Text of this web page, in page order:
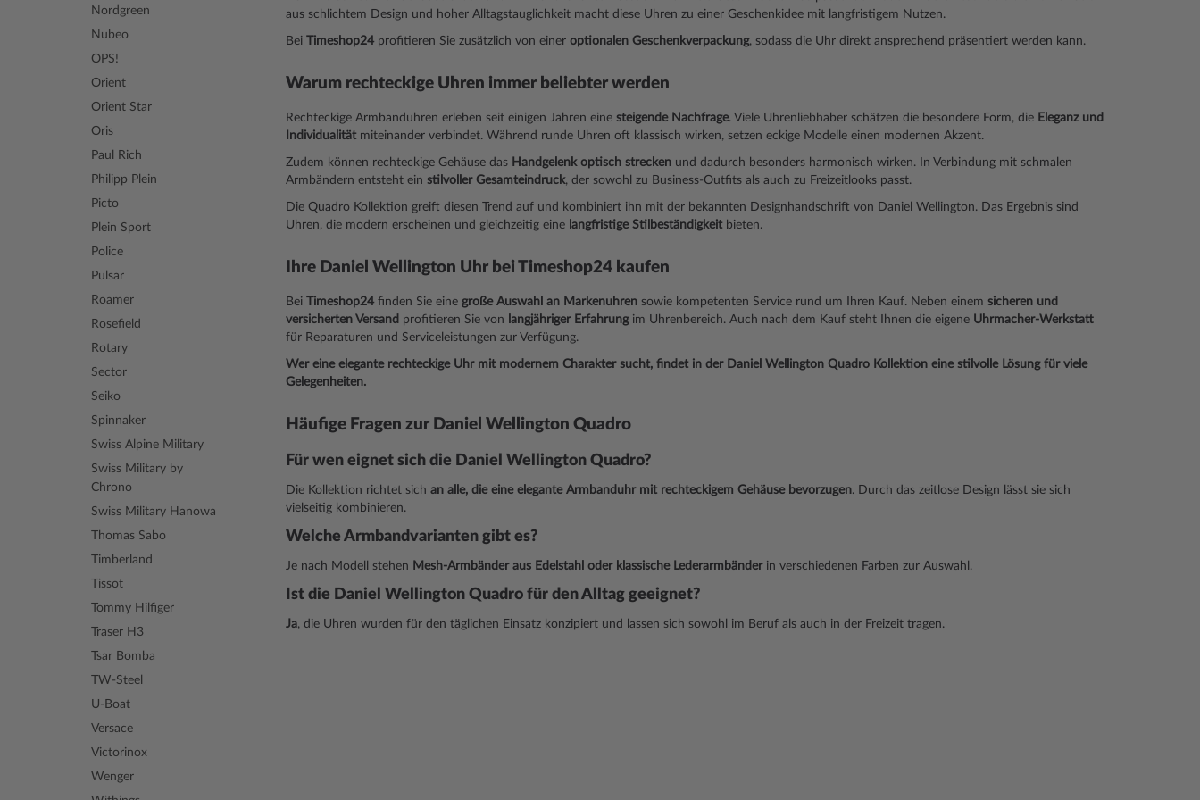
aus schlichtem Design und hoher Alltagstauglichkeit macht diese Uhren zu einer Geschenkidee mit langfristigem Nutzen.
Bei Timeshop24 profitieren Sie zusätzlich von einer optionalen Geschenkverpackung, sodass die Uhr direkt ansprechend präsentiert werden kann.
Warum rechteckige Uhren immer beliebter werden
Rechteckige Armbanduhren erleben seit einigen Jahren eine steigende Nachfrage. Viele Uhrenliebhaber schätzen die besondere Form, die Eleganz und
Individualität miteinander verbindet. Während runde Uhren oft klassisch wirken, setzen eckige Modelle einen modernen Akzent.
Zudem können rechteckige Gehäuse das Handgelenk optisch strecken und dadurch besonders harmonisch wirken. In Verbindung mit schmalen
Armbändern entsteht ein stilvoller Gesamteindruck, der sowohl zu Business-Outfits als auch zu Freizeitlooks passt.
Die Quadro Kollektion greift diesen Trend auf und kombiniert ihn mit der bekannten Designhandschrift von Daniel Wellington. Das Ergebnis sind
Uhren, die modern erscheinen und gleichzeitig eine langfristige Stilbeständigkeit bieten.
Ihre Daniel Wellington Uhr bei Timeshop24 kaufen
Bei Timeshop24 finden Sie eine große Auswahl an Markenuhren sowie kompetenten Service rund um Ihren Kauf. Neben einem sicheren und
versicherten Versand profitieren Sie von langjähriger Erfahrungim Uhrenbereich. Auch nach dem Kauf steht Ihnen die eigene Uhrmacher-Werkstatt
für Reparaturen und Serviceleistungen zur Verfügung.
Wer eine elegante rechteckige Uhr mit modernem Charakter sucht, findet in der Daniel Wellington Quadro Kollektion eine stilvolle Lösung für viele
Gelegenheiten.
Häufige Fragen zur Daniel Wellington Quadro
Für wen eignet sich die Daniel Wellington Quadro?
Die Kollektion richtet sich an alle, die eine elegante Armbanduhr mit rechteckigem Gehäuse bevorzugen. Durch das zeitlose Design lässt sie sich
vielseitig kombinieren.
Welche Armbandvarianten gibt es?
Je nach Modell stehen Mesh-Armbänder aus Edelstahl oder klassische Lederarmbänderin verschiedenen Farben zur Auswahl.
Ist die Daniel Wellington Quadro für den Alltag geeignet?
Ja, die Uhren wurden für den täglichen Einsatz konzipiert und lassen sich sowohl im Beruf als auch in der Freizeit tragen.
Nordgreen
Nubeo
OPS!
Orient
Orient Star
Oris
Paul Rich
Philipp Plein
Picto
Plein Sport
Police
Pulsar
Roamer
Rosefield
Rotary
Sector
Seiko
Spinnaker
Swiss Alpine Military
Swiss Military by
Chrono
Swiss Military Hanowa
Thomas Sabo
Timberland
Tissot
Tommy Hilfiger
Traser H3
Tsar Bomba
TW-Steel
U-Boat
Versace
Victorinox
Wenger